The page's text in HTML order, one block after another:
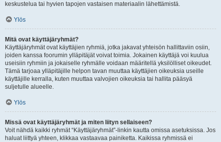
keskustelua tai hyvien tapojen vastaisen materiaalin lähettämistä.
Ylös
Mitä ovat käyttäjäryhmät?
Käyttäjäryhmät ovat käyttäjien ryhmiä, jotka jakavat yhteisön hallittaviin osiin,
joiden kanssa foorumin ylläpitäjät voivat toimia. Jokainen käyttäjä voi kuulua
useisiin ryhmiin ja jokaiselle ryhmälle voidaan määritellä yksilölliset oikeudet.
Tämä tarjoaa ylläpitäjille helpon tavan muuttaa käyttäjien oikeuksia useille
käyttäjille kerralla, kuten muuttaa valvojien oikeuksia tai hallita pääsyä
suljetulle alueelle.
Ylös
Missä ovat käyttäjäryhmät ja miten liityn sellaiseen?
Voit nähdä kaikki ryhmät “Käyttäjäryhmät”-linkin kautta omissa asetuksissa. Jos
haluat liittyä yhteen, klikkaa vastaavaa painiketta. Kaikissa ryhmissä ei